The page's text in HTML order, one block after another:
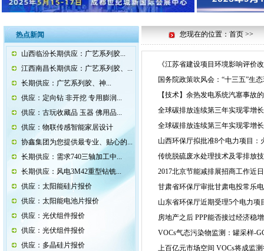
热点新闻
山西临汾长期供应：广艺系列胶...
江西南昌长期供应：广艺系列胶、...
长期供应：广艺系列胶、神...
供应：定向钻 非开挖 专用膨润...
供应：古玩收藏品 玉器 佛用品...
供应：物联传感智能家居设计
协鑫集团为您提供最专业、贴心的...
长期供应：需求740三轴加工中...
长期供应：风电3M42重型钻铣...
供应：太阳能硅片报价
供应：太阳能电池片报价
供应：光伏组件报价
供应：光伏组件报价
供应：多晶硅片报价
您现在的位置：首页 >>
《江苏省建设项目环境影响评价
国务院政策吹风会：“十三五”生
【技术】余热发电系统汽塞事故
全球碳排放连续第三年实现零增长
全球碳排放连续第三年实现零增长
山西环保厅拟批准8个电力项目：
传统脱硫废水处理技术及零排放
2017北京节能减排展招商工作近
甘肃省环保厅审批甘肃电投常乐
山东省环保厅近期受理5个电力项
房地产之后 PPP能否接过经济稳
VOCs气态污染物监测：罐采样-
上百亿元市场空间 VOCs将成监